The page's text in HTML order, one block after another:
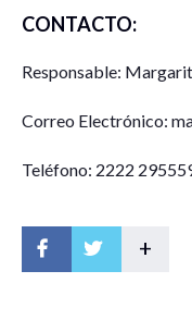
CONTACTO:
Responsable:
Correo Electrónico:
Teléfono: 2222
+